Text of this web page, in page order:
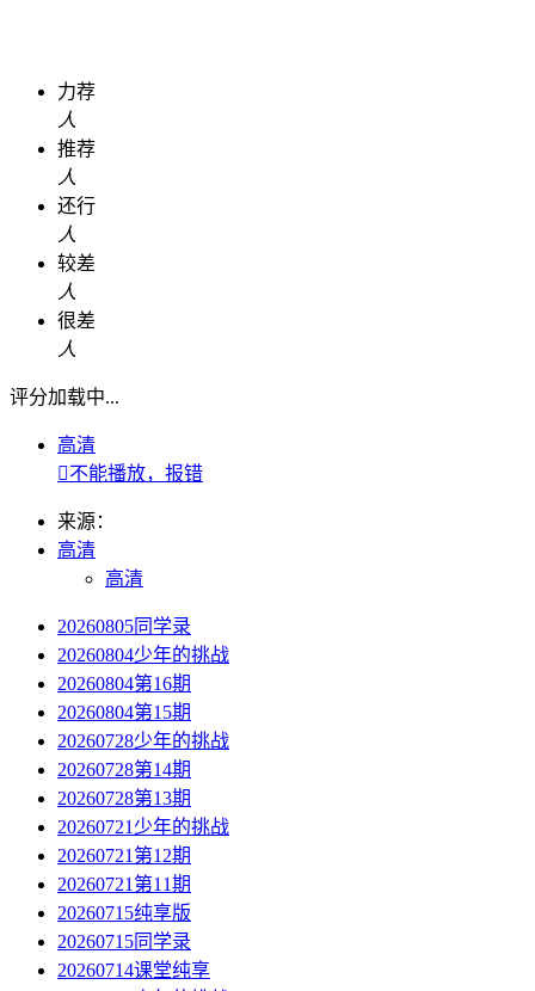
力荐
人
推荐
人
还行
人
较差
人
很差
人
评分加载中...
高清
不能播放，报错
来源：
高清
高清
20260805同学录
20260804少年的挑战
20260804第16期
20260804第15期
20260728少年的挑战
20260728第14期
20260728第13期
20260721少年的挑战
20260721第12期
20260721第11期
20260715纯享版
20260715同学录
20260714课堂纯享